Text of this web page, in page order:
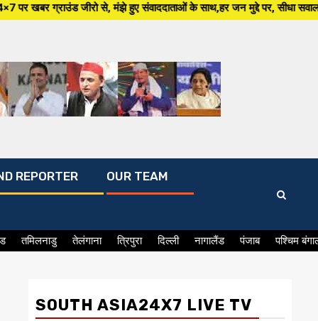
से, मंझे हुए संवाददाताओं के साथ,हर जन मुद्दे पर, सीधा सवाल सरकार से
REPORTER OUR TEAM
तमिलनाडु तेलंगाना त्रिपुरा दिल्ली नागालैंड पंजाब पश्चिम
SOUTH ASIA24X7 LIVE TV